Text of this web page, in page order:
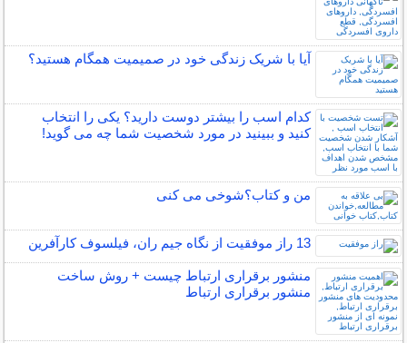
آیا با شریک زندگی خود در صمیمیت همگام هستید؟
کدام اسب را بیشتر دوست دارید؟ یکی را انتخاب
کنید و ببینید در مورد شخصیت شما چه می گوید!
من و کتاب؟شوخی می کنی
13 راز موفقیت از نگاه جیم ران، فیلسوف کارآفرین
منشور برقراری ارتباط چیست + روش ساخت
منشور برقراری ارتباط